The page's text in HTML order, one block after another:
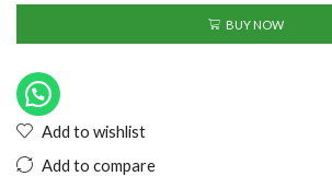
BUY NOW
Add to wishlist
Add to compare